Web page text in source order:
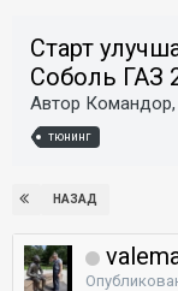
Старт
Соболь ГАЗ
Автор Командор,
тюнинг
НАЗАД